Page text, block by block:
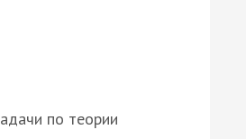
по теории